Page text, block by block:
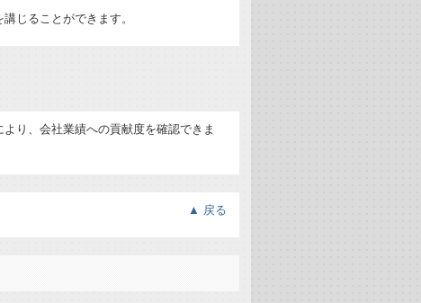
じることができます。
り、会社業績への貢献度を確認できま
▲ 戻る